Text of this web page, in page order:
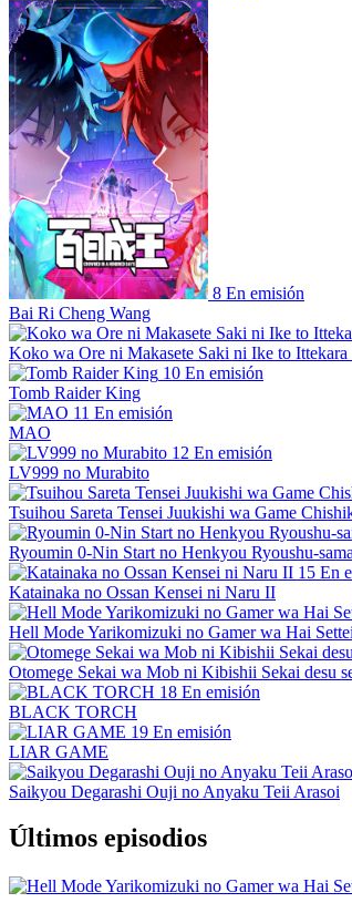
8 En emisión
Bai Ri Cheng Wang
Koko wa Ore ni Makasete Saki ni Ike to Ittekara
10 En emisión
Tomb Raider King
11 En emisión
MAO
12 En emisión
LV999 no Murabito
Tsuihou Sareta Tensei Juukishi wa Game
Ryoumin 0-Nin Start no Henkyou Ryoushu-sama
15 En
Katainaka no Ossan Kensei ni Naru II
Hell Mode Yarikomizuki no Gamer wa Hai
Otomege Sekai wa Mob ni Kibishii Sekai desu
18 En emisión
BLACK TORCH
19 En emisión
LIAR GAME
Saikyou Degarashi Ouji no Anyaku Teii Arasoi
Últimos episodios